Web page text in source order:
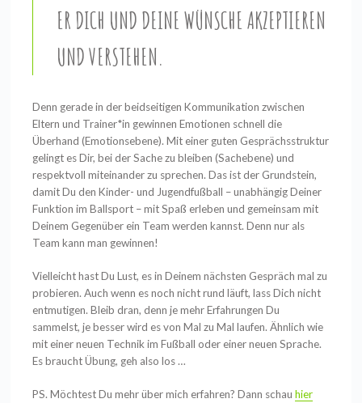
R DICH UND DEINE WÜNSCHE AKZEPTIEREN U
ND VERSTEHEN.
Denn gerade in der beidseitigen Kommunikation zwischen
Eltern und Trainer*in gewinnen Emotionen schnell die
Überhand (Emotionsebene). Mit einer guten Gesprächsstruktur
gelingt es Dir, bei der Sache zu bleiben (Sachebene) und
respektvoll miteinander zu sprechen. Das ist der Grundstein,
damit Du den Kinder- und Jugendfußball – unabhängig Deiner
Funktion im Ballsport – mit Spaß erleben und gemeinsam mit
Deinem Gegenüber ein Team werden kannst. Denn nur als
Team kann man gewinnen!
Vielleicht hast Du Lust, es in Deinem nächsten Gespräch mal zu
probieren. Auch wenn es noch nicht rund läuft, lass Dich nicht
entmutigen. Bleib dran, denn je mehr Erfahrungen Du
sammelst, je besser wird es von Mal zu Mal laufen. Ähnlich wie
mit einer neuen Technik im Fußball oder einer neuen Sprache.
Es braucht Übung, geh also los …
PS. Möchtest Du mehr über mich erfahren? Dann schauhier